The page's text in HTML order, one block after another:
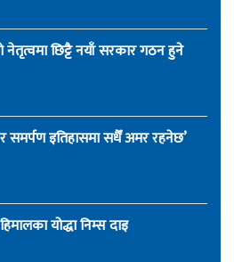
नेतृत्वमा छिट्टै नयाँ सरकार गठन हुने
समर्पण इतिहासमा सधैँ अमर रहनेछ’
योद्धा निम्स दाइ